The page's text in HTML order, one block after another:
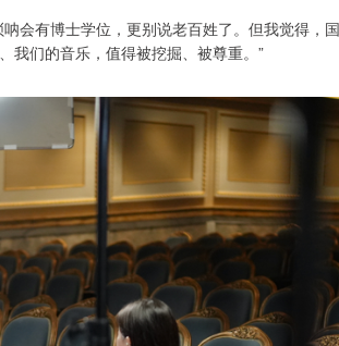
会有博士学位，更别说老百姓了。但我觉得，
我们的音乐，值得被挖掘、被尊重。”
1.42% 沪深300 4694.44